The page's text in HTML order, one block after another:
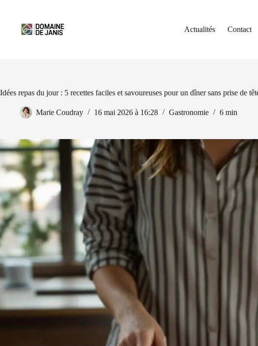
Actualités
Contact
Idées repas du jour : 5 recettes faciles et savoureuses pour un dîner sans prise de
Marie Coudray 16 mai 2026 à 16:28 Gastronomie 6 min